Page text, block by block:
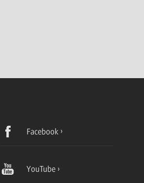
Facebook
YouTube